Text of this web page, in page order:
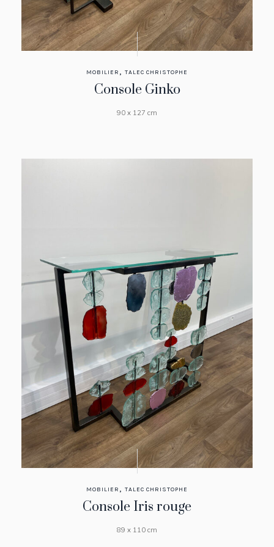
MOBILIER ,TALEC CHRISTOPHE
Console Ginko
90 x 127 cm
MOBILIER ,TALEC CHRISTOPHE
Console Iris rouge
89 x 110 cm